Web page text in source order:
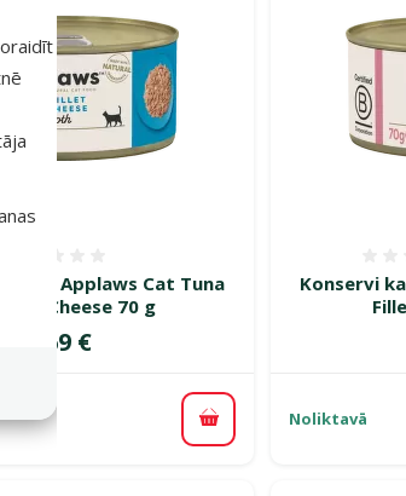
– Applaws Cat Tuna
and Cheese 70 g
Cena
1,69 €
Pievienot grozam
Konservi
Noliktavā